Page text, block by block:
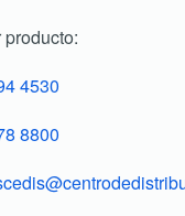
4530
8800